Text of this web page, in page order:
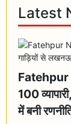
Latest
Fatehpur
100
में बनी